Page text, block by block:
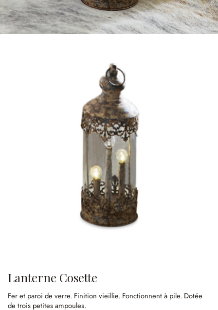
Lanterne Cosette
Fer et paroi de verre. Finition vieillie. Fonctionnent à pile. Dotée
de trois petites ampoules.